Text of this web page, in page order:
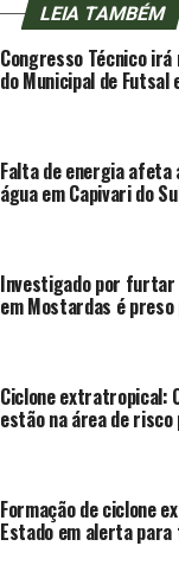
LEIA TAMBÉM
Congresso Técnico
do Municipal de Futsal
Falta de energia
água em Capivari do
Investigado por furtar
em Mostardas é
Ciclone extratropical:
estão na área de
Formação de ciclone
Estado em alerta